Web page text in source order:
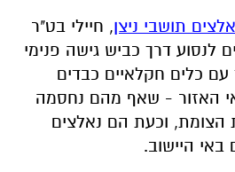
תושבי ניצן, חיילי בט"ר
לנסוע דרך כביש גישה פנימי
עם כלים חקלאיים כבדים
האזור - שאף מהם נחסמה
הצומת, וכעת הם נאלצים
באי היישוב.